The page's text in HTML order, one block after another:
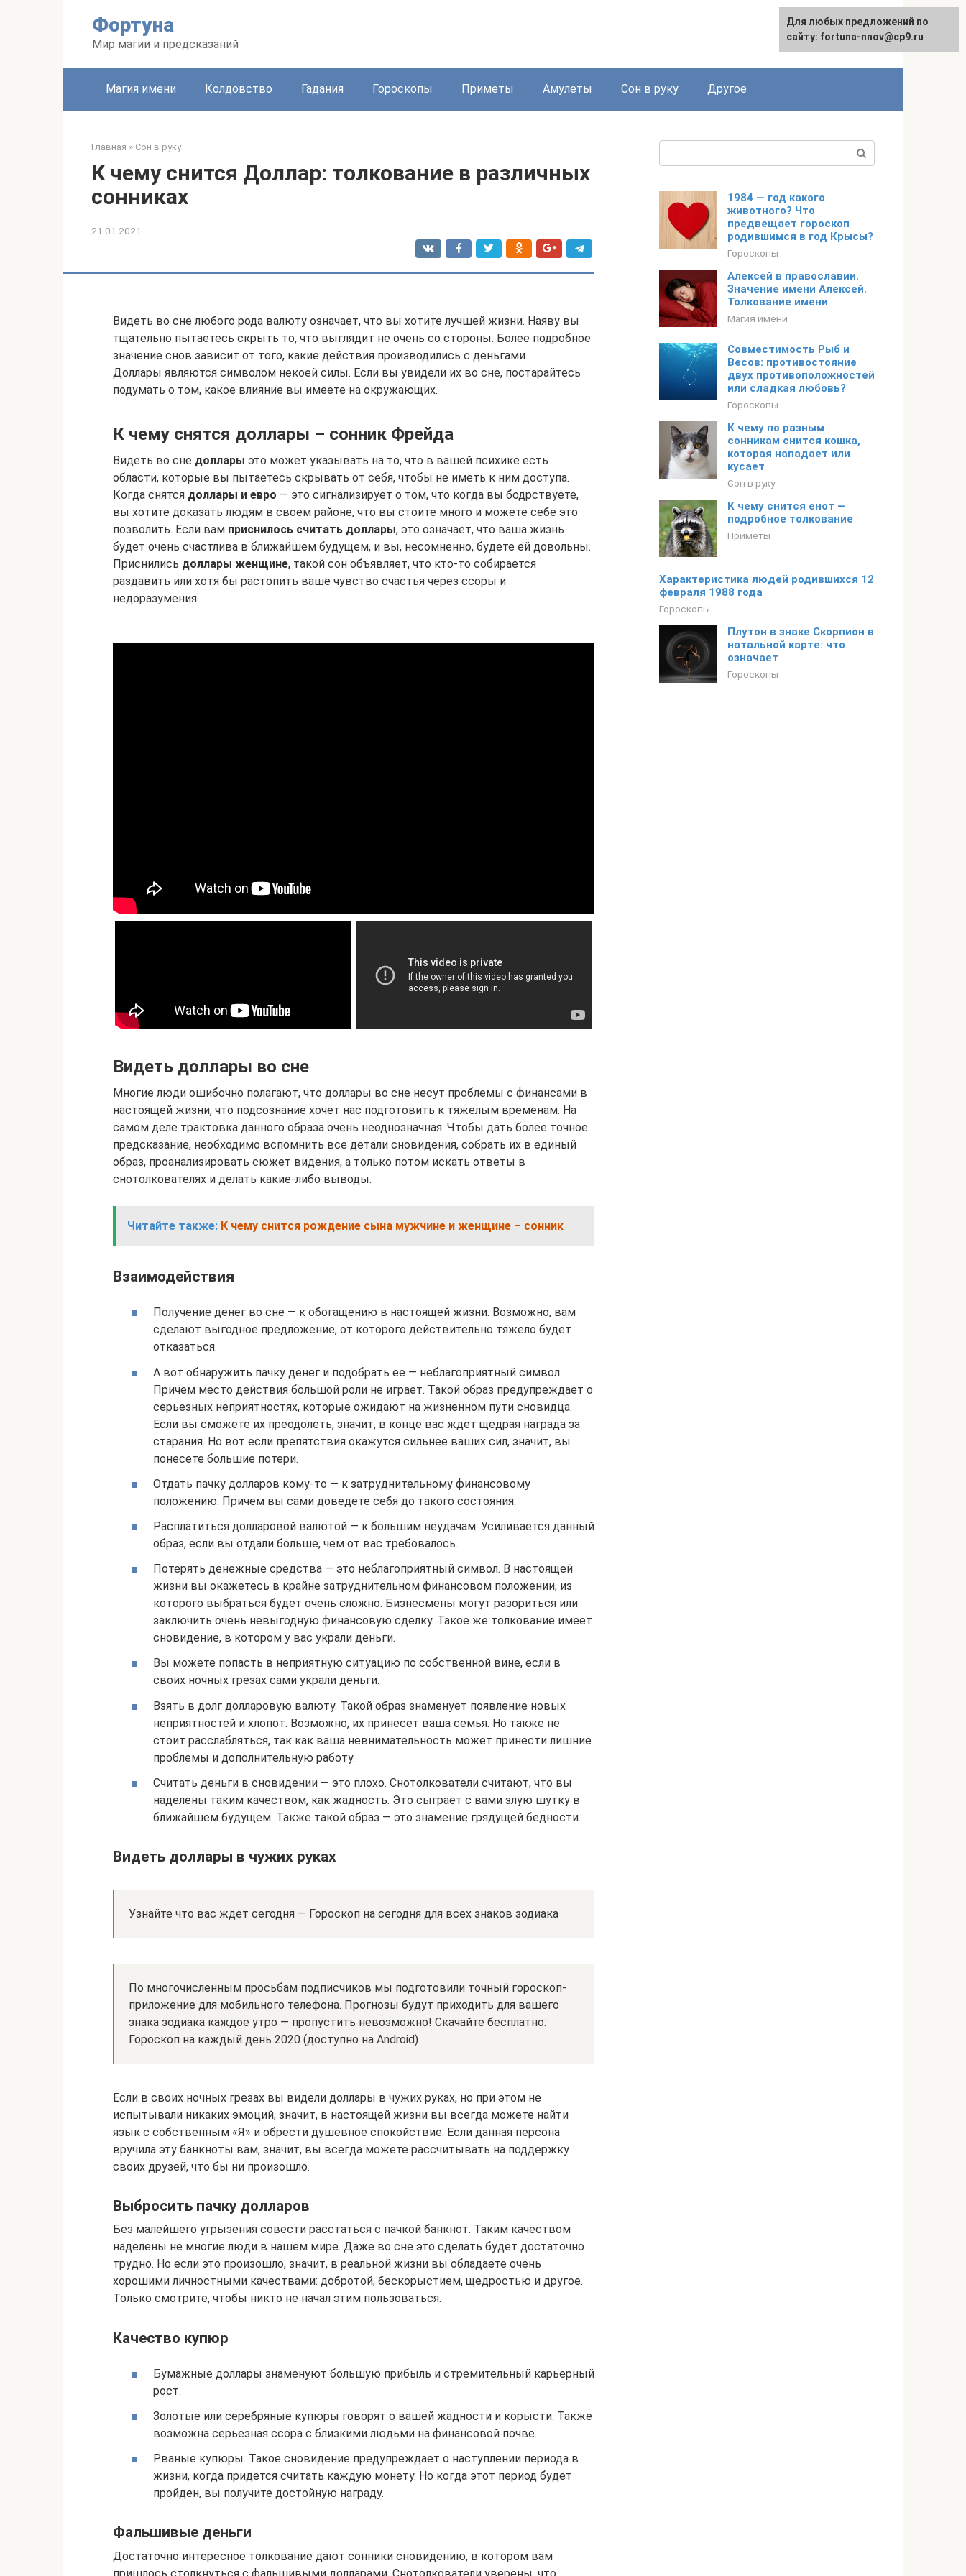
Фортуна
Мир магии и предсказаний
Магия имени Колдовство Гадания Гороскопы Приметы Амулеты Сон в руку Другое
Главная » Сон в руку
К чему снится Доллар: толкование в различных
сонниках
21.01.2021
Видеть во сне любого рода валюту означает, что вы хотите лучшей жизни. Наяву вы
тщательно пытаетесь скрыть то, что выглядит не очень со стороны. Более подробное
значение снов зависит от того, какие действия производились с деньгами.
Доллары являются символом некоей силы. Если вы увидели их во сне, постарайтесь
подумать о том, какое влияние вы имеете на окружающих.
К чему снятся доллары – сонник Фрейда
Видеть во сне доллары это может указывать на то, что в вашей психике есть
области, которые вы пытаетесь скрывать от себя, чтобы не иметь к ним доступа.
Когда снятся доллары и евро — это сигнализирует о том, что когда вы бодрствуете,
вы хотите доказать людям в своем районе, что вы стоите много и можете себе это
позволить. Если вам приснилось считать доллары, это означает, что ваша жизнь
будет очень счастлива в ближайшем будущем, и вы, несомненно, будете ей довольны.
Приснились доллары женщине, такой сон объявляет, что кто-то собирается
раздавить или хотя бы растопить ваше чувство счастья через ссоры и
недоразумения.
Видеть доллары во сне
Многие люди ошибочно полагают, что доллары во сне несут проблемы с финансами в
настоящей жизни, что подсознание хочет нас подготовить к тяжелым временам. На
самом деле трактовка данного образа очень неоднозначная. Чтобы дать более точное
предсказание, необходимо вспомнить все детали сновидения, собрать их в единый
образ, проанализировать сюжет видения, а только потом искать ответы в
снотолкователях и делать какие-либо выводы.
Читайте также: К чему снится рождение сына мужчине и женщине – сонник
Взаимодействия
Получение денег во сне — к обогащению в настоящей жизни. Возможно, вам
сделают выгодное предложение, от которого действительно тяжело будет
отказаться.
А вот обнаружить пачку денег и подобрать ее — неблагоприятный символ.
Причем место действия большой роли не играет. Такой образ предупреждает о
серьезных неприятностях, которые ожидают на жизненном пути сновидца.
Если вы сможете их преодолеть, значит, в конце вас ждет щедрая награда за
старания. Но вот если препятствия окажутся сильнее ваших сил, значит, вы
понесете большие потери.
Отдать пачку долларов кому-то — к затруднительному финансовому
положению. Причем вы сами доведете себя до такого состояния.
Расплатиться долларовой валютой — к большим неудачам. Усиливается данный
образ, если вы отдали больше, чем от вас требовалось.
Потерять денежные средства — это неблагоприятный символ. В настоящей
жизни вы окажетесь в крайне затруднительном финансовом положении, из
которого выбраться будет очень сложно. Бизнесмены могут разориться или
заключить очень невыгодную финансовую сделку. Такое же толкование имеет
сновидение, в котором у вас украли деньги.
Вы можете попасть в неприятную ситуацию по собственной вине, если в
своих ночных грезах сами украли деньги.
Взять в долг долларовую валюту. Такой образ знаменует появление новых
неприятностей и хлопот. Возможно, их принесет ваша семья. Но также не
стоит расслабляться, так как ваша невнимательность может принести лишние
проблемы и дополнительную работу.
Считать деньги в сновидении — это плохо. Снотолкователи считают, что вы
наделены таким качеством, как жадность. Это сыграет с вами злую шутку в
ближайшем будущем. Также такой образ — это знамение грядущей бедности.
Видеть доллары в чужих руках
Узнайте что вас ждет сегодня — Гороскоп на сегодня для всех знаков зодиака
По многочисленным просьбам подписчиков мы подготовили точный гороскоп-
приложение для мобильного телефона. Прогнозы будут приходить для вашего
знака зодиака каждое утро — пропустить невозможно! Скачайте бесплатно:
Гороскоп на каждый день 2020 (доступно на Android)
Если в своих ночных грезах вы видели доллары в чужих руках, но при этом не
испытывали никаких эмоций, значит, в настоящей жизни вы всегда можете найти
язык с собственным «Я» и обрести душевное спокойствие. Если данная персона
вручила эту банкноты вам, значит, вы всегда можете рассчитывать на поддержку
своих друзей, что бы ни произошло.
Выбросить пачку долларов
Без малейшего угрызения совести расстаться с пачкой банкнот. Таким качеством
наделены не многие люди в нашем мире. Даже во сне это сделать будет достаточно
трудно. Но если это произошло, значит, в реальной жизни вы обладаете очень
хорошими личностными качествами: добротой, бескорыстием, щедростью и другое.
Только смотрите, чтобы никто не начал этим пользоваться.
Качество купюр
Бумажные доллары знаменуют большую прибыль и стремительный карьерный
рост.
Золотые или серебряные купюры говорят о вашей жадности и корысти. Также
возможна серьезная ссора с близкими людьми на финансовой почве.
Рваные купюры. Такое сновидение предупреждает о наступлении периода в
жизни, когда придется считать каждую монету. Но когда этот период будет
пройден, вы получите достойную награду.
Фальшивые деньги
Достаточно интересное толкование дают сонники сновидению, в котором вам
1984 — год какого
животного? Что
предвещает гороскоп
родившимся в год Крысы?
Гороскопы
Алексей в православии.
Значение имени Алексей.
Толкование имени
Магия имени
Совместимость Рыб и
Весов: противостояние
двух противоположностей
или сладкая любовь?
Гороскопы
К чему по разным
сонникам снится кошка,
которая нападает или
кусает
Сон в руку
К чему снится енот —
подробное толкование
Приметы
Характеристика людей родившихся 12
февраля 1988 года
Гороскопы
Плутон в знаке Скорпион в
натальной карте: что
означает
Гороскопы
Для любых предложений по
сайту: fortuna-nnov@cp9.ru